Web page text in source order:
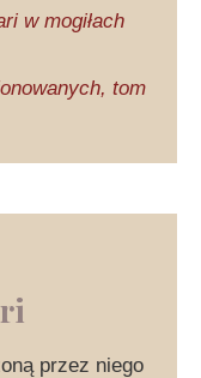
w mogiłach
tom
przez niego